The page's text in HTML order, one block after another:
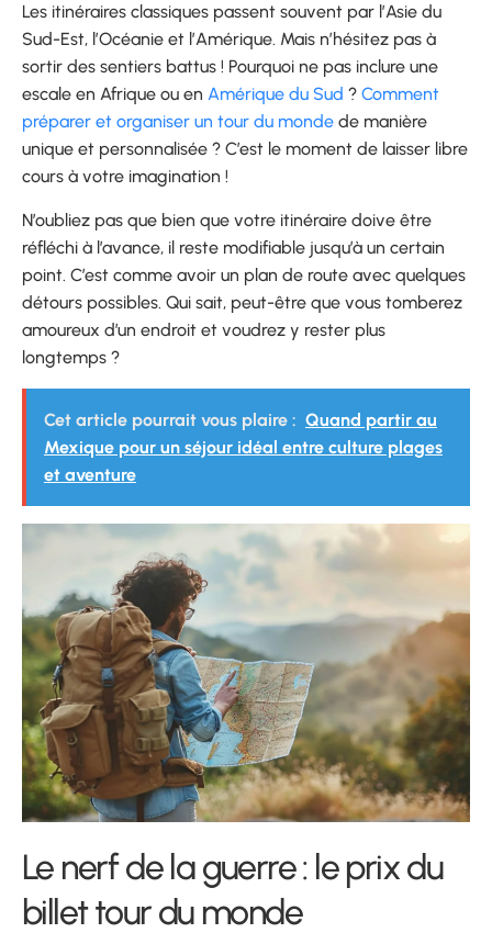
Les itinéraires classiques passent souvent par l’Asie du
Sud-Est, l’Océanie et l’Amérique. Mais n’hésitez pas à
sortir des sentiers battus ! Pourquoi ne pas inclure une
escale en Afrique ou en Amérique du Sud ? Comment
préparer et organiser un tour du monde de manière
unique et personnalisée ? C’est le moment de laisser libre
cours à votre imagination !
N’oubliez pas que bien que votre itinéraire doive être
réfléchi à l’avance, il reste modifiable jusqu’à un certain
point. C’est comme avoir un plan de route avec quelques
détours possibles. Qui sait, peut-être que vous tomberez
amoureux d’un endroit et voudrez y rester plus
longtemps ?
Cet article pourrait vous plaire : Quand partir au
Mexique pour un séjour idéal entre culture plages
et aventure
Le nerf de la guerre : le prix du
billet tour du monde